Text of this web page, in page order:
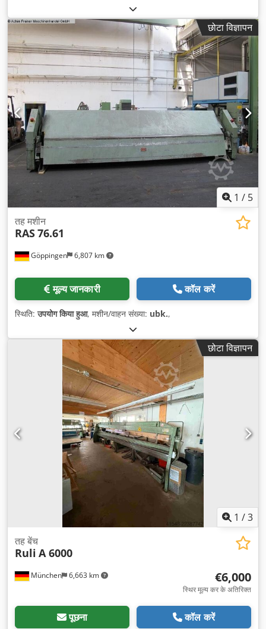
छोटा विज्ञापन
1 / 5
Göppingen 6,807 km
तह मशीन
RAS76.61
मूल्य जानकारी कॉल करें
स्थिति:उपयोग किया हुआ, मशीन/वाहन संख्या: ubk.,
छोटा विज्ञापन
1 /3
München 6,663 km
तह बेंच
Ruli A 6000
€6,000
स्थिर मूल्य कर के अतिरिक्त
पूछना कॉल करें